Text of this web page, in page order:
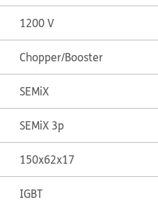
1200 V
Chopper/Booster
SEMiX
SEMiX 3p
150x62x17
IGBT